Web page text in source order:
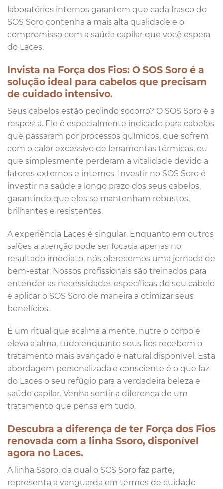
laboratórios internos garantem que cada frasco do
SOS Soro contenha a mais alta qualidade e o
compromisso com a saúde capilar que você espera
do Laces.
Invista na Força dos Fios: O SOS Soro é a
solução ideal para cabelos que precisam
de cuidado intensivo.
Seus cabelos estão pedindo socorro? O SOS Soro é a
resposta. Ele é especialmente indicado para cabelos
que passaram por processos químicos, que sofrem
com o calor excessivo de ferramentas térmicas, ou
que simplesmente perderam a vitalidade devido a
fatores externos e internos. Investir no SOS Soro é
investir na saúde a longo prazo dos seus cabelos,
garantindo que eles se mantenham robustos,
brilhantes e resistentes.
A experiência Laces é singular. Enquanto em outros
salões a atenção pode ser focada apenas no
resultado imediato, nós oferecemos uma jornada de
bem-estar. Nossos profissionais são treinados para
entender as necessidades específicas do seu cabelo
e aplicar o SOS Soro de maneira a otimizar seus
benefícios.
É um ritual que acalma a mente, nutre o corpo e
eleva a alma, tudo enquanto seus fios recebem o
tratamento mais avançado e natural disponível. Esta
abordagem personalizada e consciente é o que faz
do Laces o seu refúgio para a verdadeira beleza e
saúde capilar. Venha sentir a diferença de um
tratamento que pensa em tudo.
Descubra a diferença de ter Força dos Fios
renovada com a linha Ssoro, disponível
agora no Laces.
A linha Ssoro, da qual o SOS Soro faz parte,
representa a vanguarda em termos de cuidado